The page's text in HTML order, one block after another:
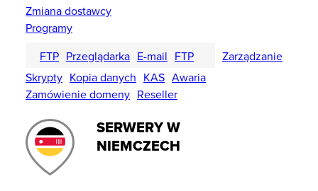
Zmiana dostawcy
Programy
FTP Przeglądarka E-mail FTP
Zarządzanie
Skrypty Kopia danych KAS Awaria
Zamówienie domeny Reseller
SERWERY W
NIEMCZECH